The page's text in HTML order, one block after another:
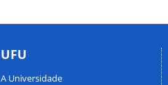
UFU
A Universidade